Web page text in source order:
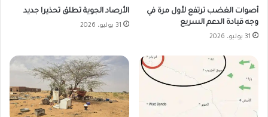
أصوات الغضب ترتفع لأول مرة في
وجه قيادة الدعم السريع
31 يوليو، 2026
الأرصاد الجوية تطلق تحذيرا جديد
31 يوليو، 2026